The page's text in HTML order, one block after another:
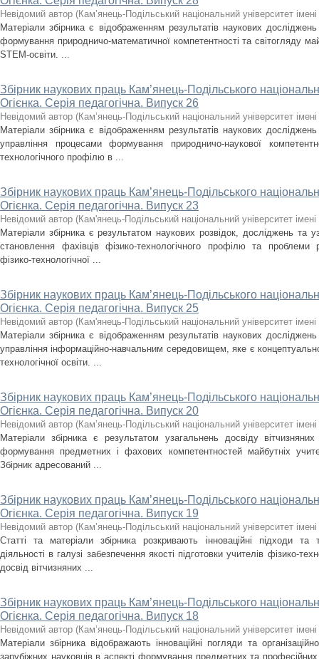
Невідомий автор (Кам’янець-Подільський національний університет
Матеріали збірника є відображенням результатів наукових
формування природничо-математичної компетентності та світогляду
STEM-освіти. ...
Збірник наукових праць Кам’янець-Подільського
Огієнка. Серія педагогічна. Випуск 26
Невідомий автор (Кам’янець-Подільський національний університет
Матеріали збірника є відображенням результатів наукових
управління процесами формування природничо-наукової
технологічного профілю в ...
Збірник наукових праць Кам’янець-Подільського
Огієнка. Серія педагогічна. Випуск 23
Невідомий автор (Кам'янець-Подільський національний університет імені
Матеріали збірника є результатом наукових розвідок, досліджень та
становлення фахівців фізико-технологічного профілю та проблеми
фізико-технологічної ...
Збірник наукових праць Кам’янець-Подільського
Огієнка. Серія педагогічна. Випуск 25
Невідомий автор (Кам'янець-Подільський національний університет імені
Матеріали збірника є відображенням результатів наукових
управління інформаційно-навчальним середовищем, яке є
технологічної освіти. ...
Збірник наукових праць Кам’янець-Подільського
Огієнка. Серія педагогічна. Випуск 20
Невідомий автор (Кам’янець-Подільський національний університет
Матеріали збірника є результатом узагальнень досвіду
формування предметних і фахових компетентностей майбутніх
Збірник адресований ...
Збірник наукових праць Кам’янець-Подільського
Огієнка. Серія педагогічна. Випуск 19
Невідомий автор (Кам’янець-Подільський національний університет
Статті та матеріали збірника розкривають інноваційні підходи та
діяльності в галузі забезпечення якості підготовки учителів фізико-
досвід вітчизняних ...
Збірник наукових праць Кам’янець-Подільського
Огієнка. Серія педагогічна. Випуск 18
Невідомий автор (Кам’янець-Подільський національний університет
Матеріали збірника відображають інноваційні погляди та
зарубіжних науковців в аспекті формування предметних та